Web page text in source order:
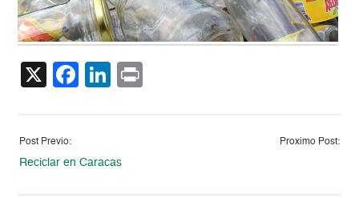
X Facebook
LinkedIn
Post Previo:
Reciclar en Caracas
Proximo Post: